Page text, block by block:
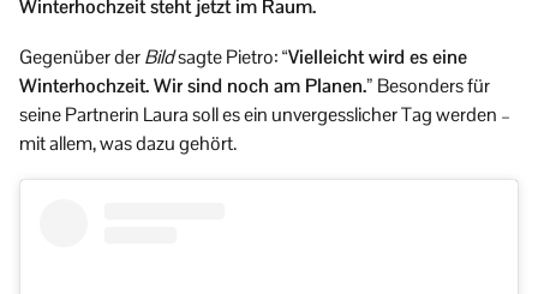
Winterhochzeit steht jetzt im Raum.
Gegenüber derBildsagte Pietro:“Vielleicht wird es eine
Winterhochzeit. Wir sind noch am Planen.” Besonders für
seine Partnerin Laura soll es ein unvergesslicher Tag werden –
mit allem, was dazu gehört.